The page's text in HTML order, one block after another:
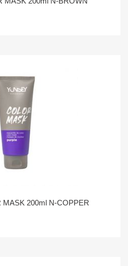
MASK 200ml N-COPPER